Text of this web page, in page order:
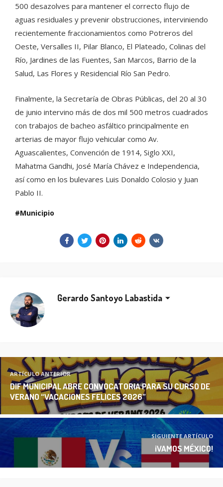
500 desazolves para mantener el correcto flujo de
aguas residuales y prevenir obstrucciones, interviniendo
recientemente fraccionamientos como Potreros del
Oeste, Versalles II, Pilar Blanco, El Plateado, Colinas del
Río, Jardines de las Fuentes, San Marcos, Barrio de la
Salud, Las Flores y Residencial Río San Pedro.
Finalmente, la Secretaría de Obras Públicas, del 20 al 30
de junio intervino más de dos mil 500 metros cuadrados
con trabajos de bacheo asfáltico principalmente en
arterias de mayor flujo vehicular como Av.
Aguascalientes, Convención de 1914, Siglo XXI,
Mahatma Gandhi, José María Chávez e Independencia,
así como en los bulevares Luis Donaldo Colosio y Juan
Pablo II.
Municipio
Gerardo Santoyo Labastida
ARTÍCULO ANTERIOR
DIF MUNICIPAL ABRE CONVOCATORIA PARA SU CURSO DE
VERANO “VACACIONES FELICES 2026”
SIGUIENTE ARTÍCULO
¡VAMOS MÉXICO!